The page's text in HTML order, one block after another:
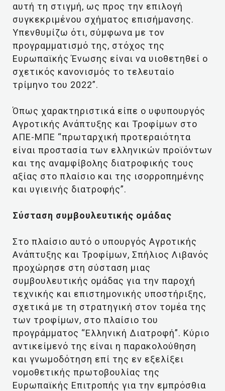
αυτή τη στιγμή, ως προς την επιλογή
συγκεκριμένου σχήματος επισήμανσης.
Υπενθυμίζω ότι, σύμφωνα με τον
προγραμματισμό της, στόχος της
Ευρωπαϊκής Ένωσης είναι να υιοθετηθεί ο
σχετικός κανονισμός το τελευταίο
τρίμηνο του 2022”.
Όπως χαρακτηριστικά είπε ο υφυπουργός
Αγροτικής Ανάπτυξης και Τροφίμων στο
ΑΠΕ-ΜΠΕ “πρωταρχική προτεραιότητα
είναι προστασία των ελληνικών προϊόντων
και της αναμφίβολης διατροφικής τους
αξίας στο πλαίσιο και της ισορροπημένης
και υγιεινής διατροφής”.
Σύσταση συμβουλευτικής ομάδας
Στο πλαίσιο αυτό ο υπουργός Αγροτικής
Ανάπτυξης και Τροφίμων, Σπήλιος Λιβανός
προχώρησε στη σύσταση μιας
συμβουλευτικής ομάδας για την παροχή
τεχνικής και επιστημονικής υποστήριξης,
σχετικά με τη στρατηγική στον τομέα της
των τροφίμων, στο πλαίσιο του
προγράμματος “Ελληνική Διατροφή”. Κύριο
αντικείμενό της είναι η παρακολούθηση
και γνωμοδότηση επί της εν εξελίξει
νομοθετικής πρωτοβουλίας της
Ευρωπαϊκής Επιτροπής για την εμπρόσθια